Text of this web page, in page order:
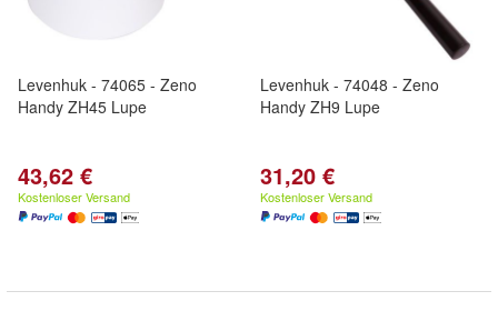
Levenhuk - 74065 - Zeno
Handy ZH45 Lupe
43,62 €
Kostenloser Versand
Levenhuk - 74048 - Zeno
Handy ZH9 Lupe
31,20 €
Kostenloser Versand